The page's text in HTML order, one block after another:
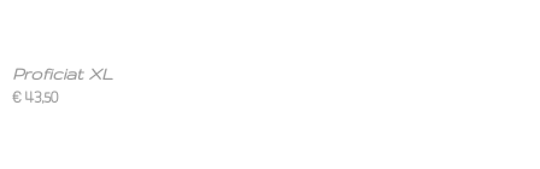
Proficiat XL
€ 43,50